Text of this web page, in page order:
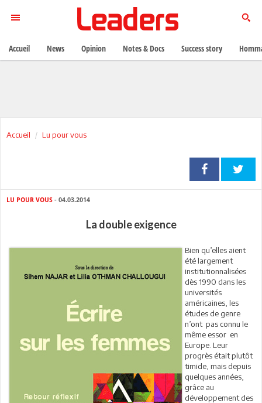
Accueil Lu pour vous
LU POUR VOUS - 04.03.2014
La double exigence
Bien qu’elles aient
été largement
institutionnalisées
dès 1990 dans les
universités
américaines, les
études de genre
n’ont pas connu le
même essor en
Europe. Leur
progrès était plutôt
timide, mais depuis
quelques années,
grâce au
développement des
Accueil News Opinion Notes & Docs Success story